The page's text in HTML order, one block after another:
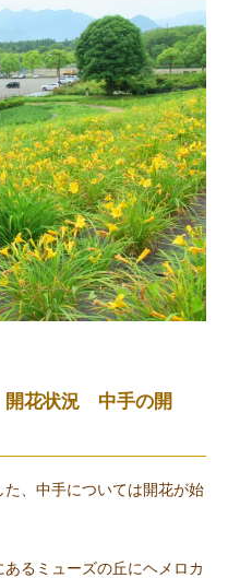
開花状況 中手の開
、中手については開花が始
るミューズの丘にヘメロカ